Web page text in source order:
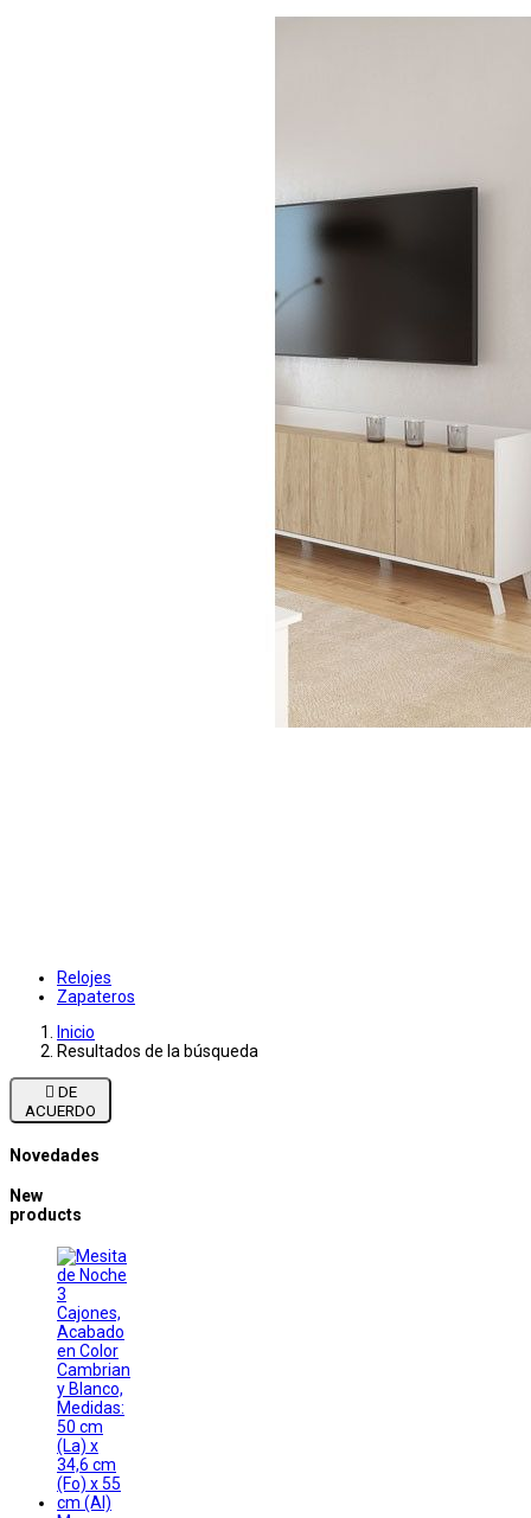
Relojes
Zapateros
Inicio
Resultados de la búsqueda

ACUERDO
Novedades
New
products